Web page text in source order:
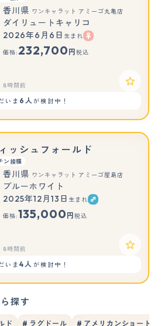
もっと見る
香川県 ワンキャラット アミーゴ丸亀店
ダイリュートキャリコ
2026年6月6日 生まれ
価格: 232,700 円 税込
8時間前
いま 6人が検討中！
ッシュフォールド
ン接種
香川県 ワンキャラット アミーゴ屋島店
ブルーホワイト
2025年12月13日 生まれ
価格:135,000 円 税込
8時間前
いま4人 が検討中！
探す
ド # ラグドール # アメリカンショートヘ